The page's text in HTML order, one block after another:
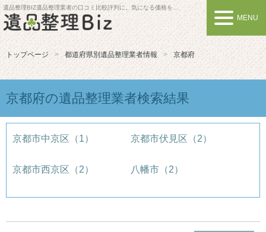
遺品整理BIZ遺品整理業者の口コミ比較評判に。気になる価格を比較しよう
MENU
トップページ 都道府県別遺品整理業者情報 京都府
京都府の遺品整理業者検索結果
京都市中京区（1） 京都市伏見区（2）
京都市西京区（2） 八幡市（2）